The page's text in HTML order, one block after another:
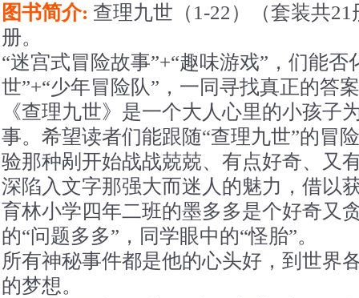
图书简介: 查理九世（1-22）（套装共
册。
“迷宫式冒险故事”+“趣味游戏”，们能
世”+“少年冒险队”，一同寻找真正的答
《查理九世》是一个大人心里的小孩子
事。希望读者们能跟随“查理九世”的冒
验那种剐开始战战兢兢、有点好奇、
深陷入文字那强大而迷人的魅力，借以
育林小学四年二班的墨多多是个好奇又
的“问题多多”，同学眼中的“怪胎”。
所有神秘事件都是他的心头好，到世界
的梦想。